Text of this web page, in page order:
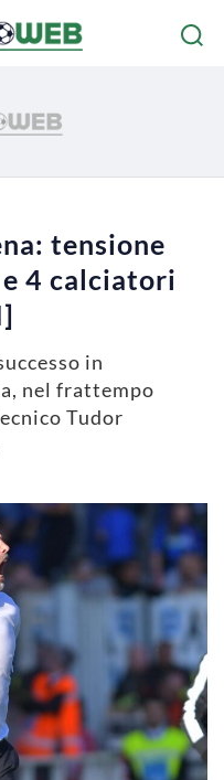
tensione
4 calciatori
in
nel frattempo
Tudor